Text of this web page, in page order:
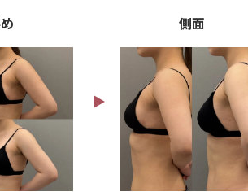
ヒアルロン酸注入
ニキビ・ニキビ跡
美白・シミ取り
▶︎
側面